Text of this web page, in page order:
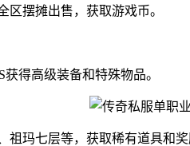
摆摊出售，获取游戏币。
得高级装备和特殊物品。
玛七层等，获取稀有道具和奖